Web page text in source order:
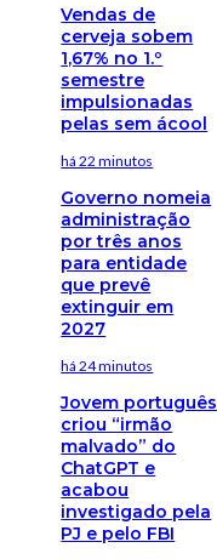
Vendas de
cerveja sobem
1,67% no 1.º
semestre
impulsionadas
pelas sem ácool
há 22 minutos
Governo nomeia
administração
por três anos
para entidade
que prevê
extinguir em
2027
há 24 minutos
Jovem português
criou “irmão
malvado” do
ChatGPT e
acabou
investigado pela
PJ e pelo FBI